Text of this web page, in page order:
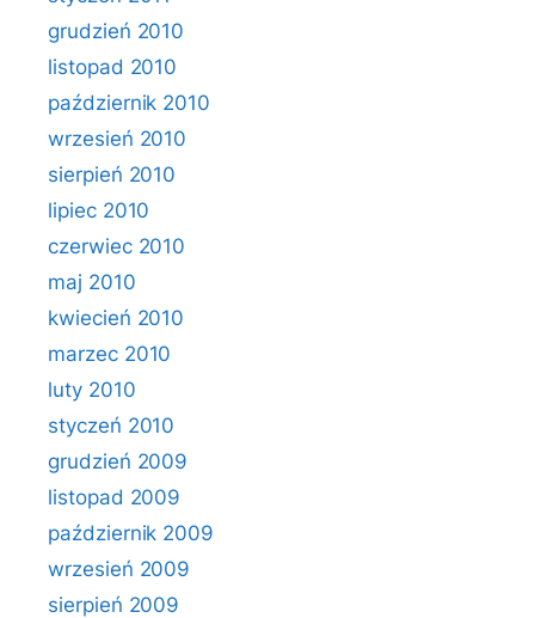
grudzień 2010
listopad 2010
październik 2010
wrzesień 2010
sierpień 2010
lipiec 2010
czerwiec 2010
maj 2010
kwiecień 2010
marzec 2010
luty 2010
styczeń 2010
grudzień 2009
listopad 2009
październik 2009
wrzesień 2009
sierpień 2009